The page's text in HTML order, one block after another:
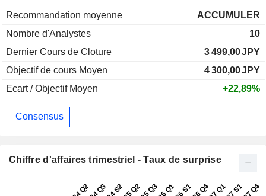
Recommandation moyenne
ACCUMULER
Nombre d'Analystes
10
Dernier Cours de Cloture
3 499,00JPY
Objectif de cours Moyen
4 300,00JPY
Ecart / Objectif Moyen
+22,89%
Consensus
Chiffre d'affaires trimestriel - Taux de surprise